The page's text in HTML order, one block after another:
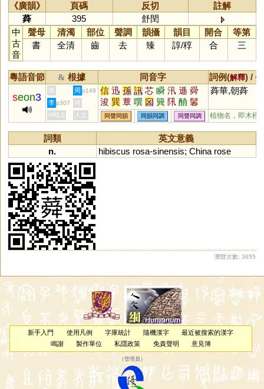
《廣韻》 頁碼 反切
註解
蕣
395
舒閏
中
古
音
聲母 清濁 部位 聲調 韻攝 韻目 開合
等第
書
全清 齒 去 臻 諄/稕 合 三
粵語音節 & 根據 同音字 詞例(解釋) /
seon3
黃 周 p149 信 迅 孫 訊 芯 瞬 汛 遜 舜
浚 巽 蕈 噀 囟 簨 阠 酳 鬊
鵔 濬 潠 眴 瞚 愻
蕣華,朝蕣
李 p307
何
HKLS
人文 同聲同韻 同韻同調 同聲同調 植物名，即木槿
詞類
英文意義
n.
hibiscus rosa-sinensis; China rose
瀏覽次數: 3655
新手入門 使用凡例 字庫統計 隨機漢字
最近被搜索的漢字
鳴謝
製作單位 私隱政策 免責聲明 意見簿
（管理員 ）